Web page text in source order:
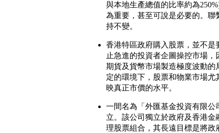
與本地生產總值的比率約為
為重要，甚至可說是必要的。聯
持不變。
香港特區政府購入股票，並不是
止急進的投資者企圖操控市場，
期貨及貨幣市場製造極度波動的
定的環境下，股票和物業市場尤
映真正市價的水平。
一間名為「外匯基金投資有限公
立。該公司獨立於政府及香港金
理股票組合，其長遠目標是將政